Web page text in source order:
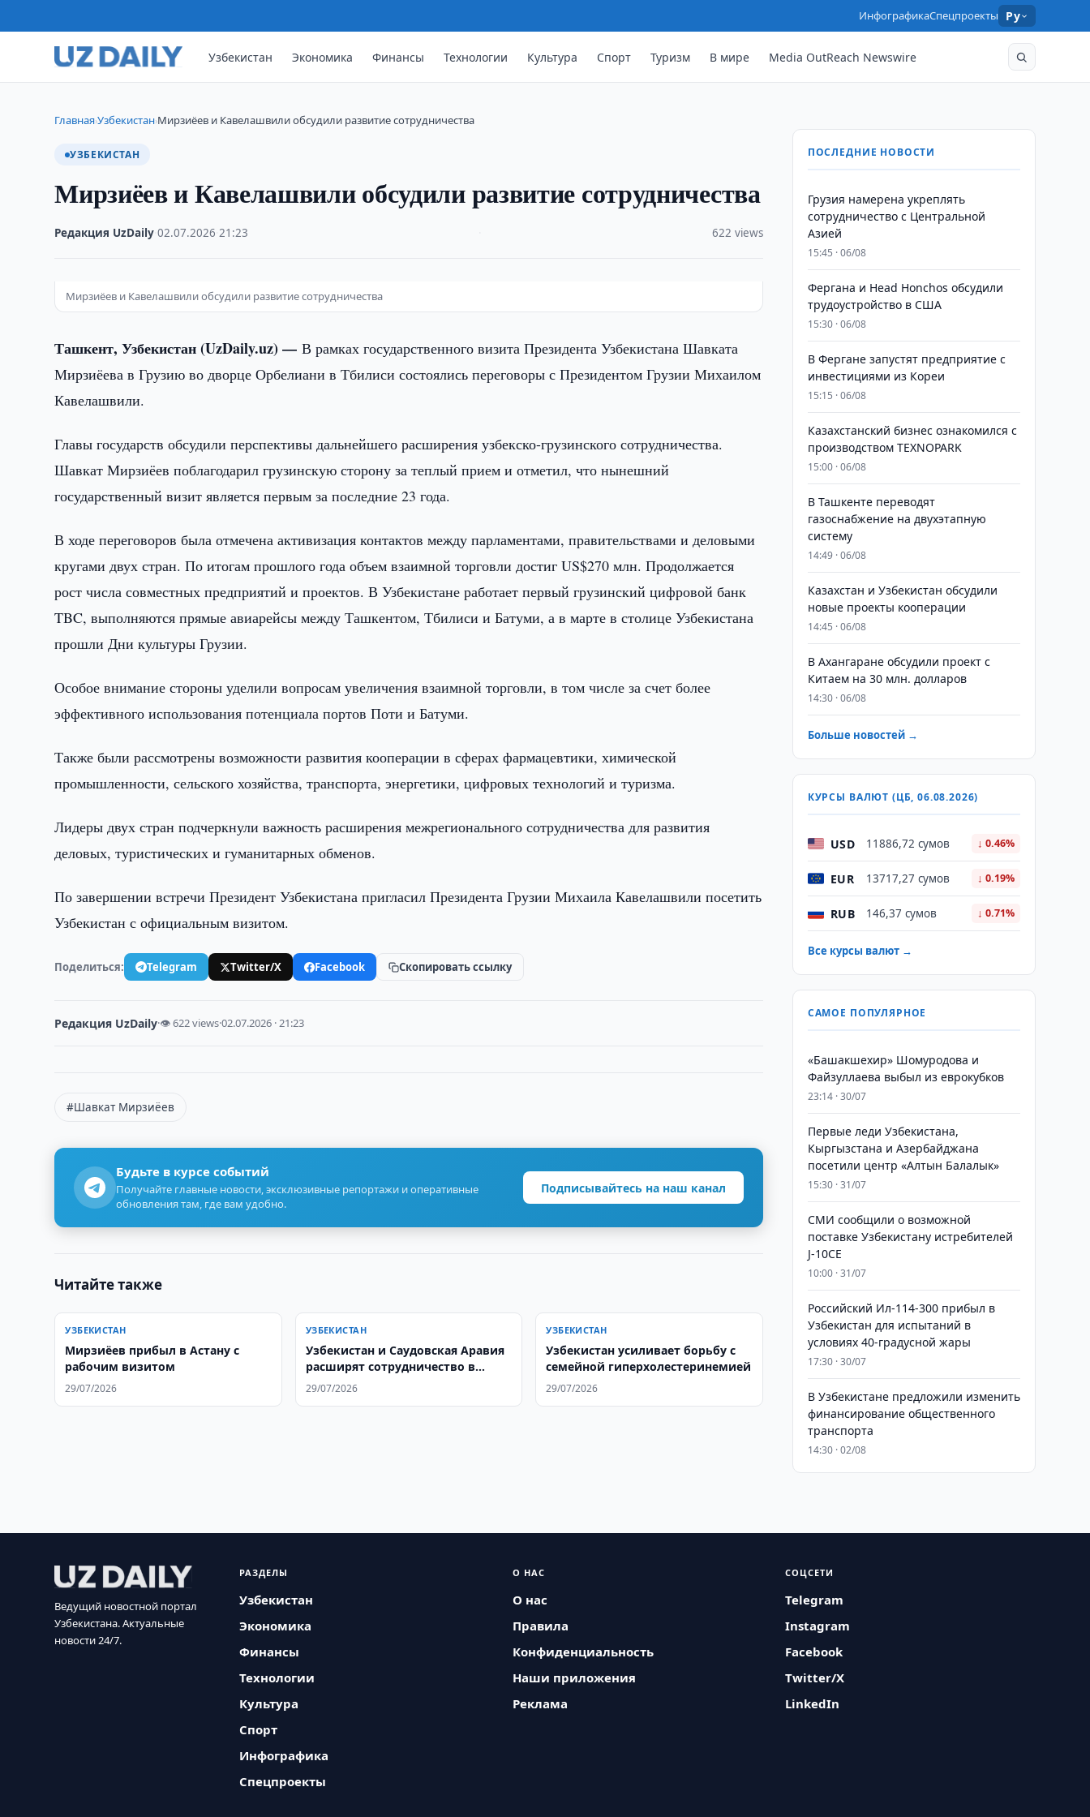
ИнфографикаСпецпроекты Ру
Узбекистан Экономика Финансы Технологии Культура Спорт Туризм В мире Media OutReach Newswire
Главная›Узбекистан›Мирзиёев и Кавелашвили обсудили развитие сотрудничества
УЗБЕКИСТАН
Мирзиёев и Кавелашвили обсудили развитие сотрудничества
Редакция UzDaily ·02.07.2026 ·21:23 622 views
Мирзиёев и Кавелашвили обсудили развитие сотрудничества
Ташкент, Узбекистан (UzDaily.uz) —В рамках государственного визита Президента Узбекистана Шавката
Мирзиёева в Грузию во дворце Орбелиани в Тбилиси состоялись переговоры с Президентом Грузии Михаилом
Кавелашвили.
Главы государств обсудили перспективы дальнейшего расширения узбекско-грузинского сотрудничества.
Шавкат Мирзиёев поблагодарил грузинскую сторону за теплый прием и отметил, что нынешний
государственный визит является первым за последние 23 года.
В ходе переговоров была отмечена активизация контактов между парламентами, правительствами и деловыми
кругами двух стран. По итогам прошлого года объем взаимной торговли достиг US$270 млн. Продолжается
рост числа совместных предприятий и проектов. В Узбекистане работает первый грузинский цифровой банк
TBC, выполняются прямые авиарейсы между Ташкентом, Тбилиси и Батуми, а в марте в столице Узбекистана
прошли Дни культуры Грузии.
Особое внимание стороны уделили вопросам увеличения взаимной торговли, в том числе за счет более
эффективного использования потенциала портов Поти и Батуми.
Также были рассмотрены возможности развития кооперации в сферах фармацевтики, химической
промышленности, сельского хозяйства, транспорта, энергетики, цифровых технологий и туризма.
Лидеры двух стран подчеркнули важность расширения межрегионального сотрудничества для развития
деловых, туристических и гуманитарных обменов.
По завершении встречи Президент Узбекистана пригласил Президента Грузии Михаила Кавелашвили посетить
Узбекистан с официальным визитом.
Поделиться: Telegram Twitter/X Facebook Скопировать ссылку
Редакция UzDaily·👁 622 views·02.07.2026 · 21:23
#Шавкат Мирзиёев
Будьте в курсе событий
Получайте главные новости, эксклюзивные репортажи и оперативные
обновления там, где вам удобно.
Подписывайтесь на наш канал
Читайте также
УЗБЕКИСТАН
Мирзиёев прибыл в Астану с
рабочим визитом
29/07/2026
УЗБЕКИСТАН
Узбекистан и Саудовская Аравия
расширят сотрудничество в
здравоохранении
29/07/2026
УЗБЕКИСТАН
Узбекистан усиливает борьбу с
семейной гиперхолестеринемией
29/07/2026
ПОСЛЕДНИЕ НОВОСТИ
Грузия намерена укреплять
сотрудничество с Центральной
Азией
15:45 · 06/08
Фергана и Head Honchos обсудили
трудоустройство в США
15:30 · 06/08
В Фергане запустят предприятие с
инвестициями из Кореи
15:15 · 06/08
Казахстанский бизнес ознакомился с
производством TEXNOPARK
15:00 · 06/08
В Ташкенте переводят
газоснабжение на двухэтапную
систему
14:49 · 06/08
Казахстан и Узбекистан обсудили
новые проекты кооперации
14:45 · 06/08
В Ахангаране обсудили проект с
Китаем на 30 млн. долларов
14:30 · 06/08
Больше новостей →
КУРСЫ ВАЛЮТ (ЦБ, 06.08.2026)
USD 11886,72 сумов ↓ 0.46%
EUR 13717,27 сумов ↓ 0.19%
RUB 146,37 сумов ↓ 0.71%
Все курсы валют →
САМОЕ ПОПУЛЯРНОЕ
«Башакшехир» Шомуродова и
Файзуллаева выбыл из еврокубков
23:14 · 30/07
Первые леди Узбекистана,
Кыргызстана и Азербайджана
посетили центр «Алтын Балалык»
15:30 · 31/07
СМИ сообщили о возможной
поставке Узбекистану истребителей
J-10CE
10:00 · 31/07
Российский Ил-114-300 прибыл в
Узбекистан для испытаний в
условиях 40-градусной жары
17:30 · 30/07
В Узбекистане предложили изменить
финансирование общественного
транспорта
14:30 · 02/08
Ведущий новостной портал
Узбекистана. Актуальные
новости 24/7.
РАЗДЕЛЫ
Узбекистан
Экономика
Финансы
Технологии
Культура
Спорт
Инфографика
Спецпроекты
О НАС
О нас
Правила
Конфиденциальность
Наши приложения
Реклама
СОЦСЕТИ
Telegram
Instagram
Facebook
Twitter/X
LinkedIn